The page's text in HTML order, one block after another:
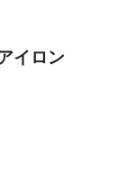
イロン